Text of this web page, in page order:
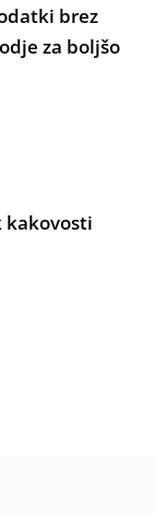
brez
za boljšo
kakovosti